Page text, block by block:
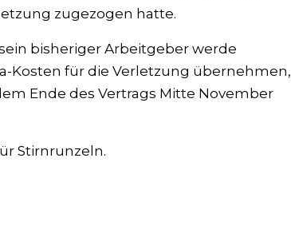
zugezogen hatte.
bisheriger Arbeitgeber werde
Kosten für die Verletzung übernehmen,
Ende des Vertrags Mitte November
Stirnrunzeln.